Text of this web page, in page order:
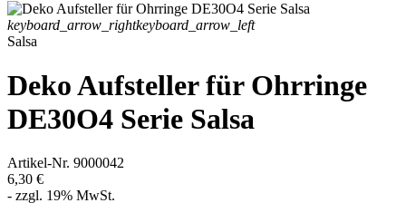
keyboard_arrow_rightkeyboard_arrow_left
Salsa
Deko Aufsteller für Ohrringe
DE30O4 Serie Salsa
Artikel-Nr. 9000042
6,30 €
- zzgl. 19% MwSt.